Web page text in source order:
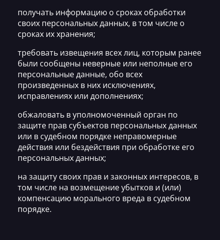
получать информацию о сроках обработки
своих персональных данных, в том числе о
сроках их хранения;
требовать извещения всех лиц, которым ранее
были сообщены неверные или неполные его
персональные данные, обо всех
произведенных в них исключениях,
исправлениях или дополнениях;
обжаловать в уполномоченный орган по
защите прав субъектов персональных данных
или в судебном порядке неправомерные
действия или бездействия при обработке его
персональных данных;
на защиту своих прав и законных интересов, в
том числе на возмещение убытков и (или)
компенсацию морального вреда в судебном
порядке.